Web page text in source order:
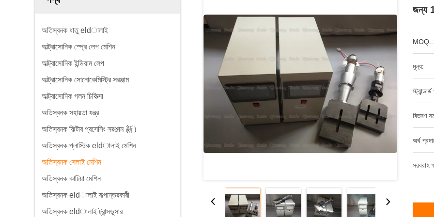
অতিস্বনক ধাতু eldালাই
আল্ট্রাসোনিক স্প্রে লেপ মেশিন
আল্ট্রাসোনিক ইন্ডিয়াম লেপ
আল্ট্রাসোনিক সোনোকেমিস্ট্রি সরঞ্জাম
আল্ট্রাসোনিক গলন চিকিত্সা
অতিস্বনক সহায়তা যন্ত্র
অতিস্বনক ফিল্টার প্রসেসিং সরঞ্জাম 新）
অতিস্বনক প্লাস্টিক eldালাই মেশিন
অতিস্বনক সেলাই মেশিন
অতিস্বনক কাটিয়া মেশিন
অতিস্বনক eldালাই রূপান্তরকারী
অতিস্বনক eldালাই ট্রান্সডুসার
জন্য
MOQ.:
মূল্য:
বিতরণ
অর্থ
সরবরাহ